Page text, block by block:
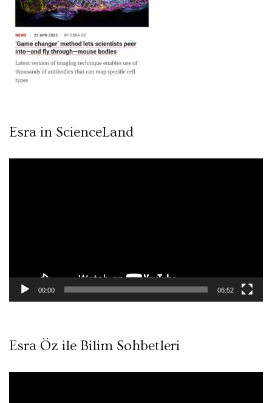
Esra in ScienceLand
00:00 06:52
Esra Öz ile Bilim Sohbetleri